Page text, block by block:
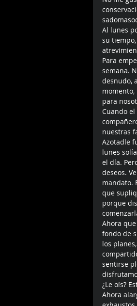
Al lunes
su
Para
semana.
desnudo,
para
Cuando
nuestras
Azotadle
lunes
el día.
deseos.
mandato.
que
porque
Ahora
fondo de
los
sentirse
¿Le oís?
Ahora